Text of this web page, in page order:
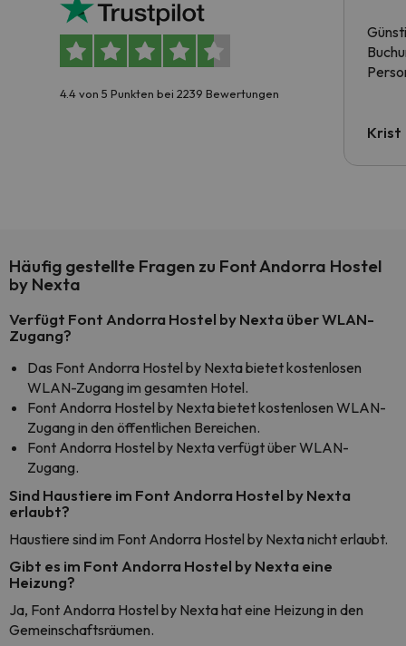
4.4 von 5 Punkten bei 2239 Bewertungen
Krist
Häufig gestellte Fragen zu Font Andorra Hostel
by Nexta
Verfügt Font Andorra Hostel by Nexta über WLAN-
Zugang?
Das Font Andorra Hostel by Nexta bietet kostenlosen
WLAN-Zugang im gesamten Hotel.
Font Andorra Hostel by Nexta bietet kostenlosen WLAN-
Zugang in den öffentlichen Bereichen.
Font Andorra Hostel by Nexta verfügt über WLAN-
Zugang.
Sind Haustiere im Font Andorra Hostel by Nexta
erlaubt?
Haustiere sind im Font Andorra Hostel by Nexta nicht erlaubt.
Gibt es im Font Andorra Hostel by Nexta eine
Heizung?
Ja, Font Andorra Hostel by Nexta hat eine Heizung in den
Gemeinschaftsräumen.